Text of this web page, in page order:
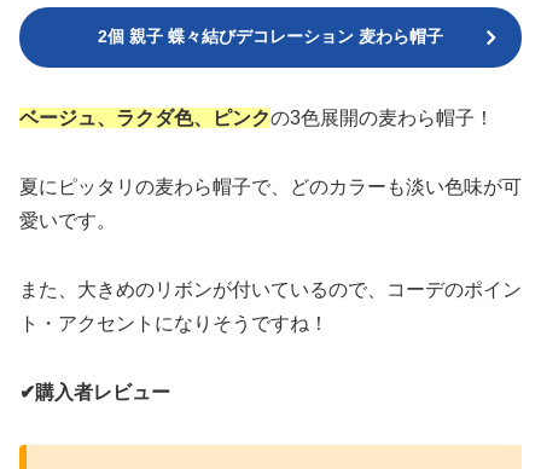
2個 親子 蝶々結びデコレーション 麦わら帽子
ベージュ、ラクダ色、ピンクの3色展開の麦わら帽子！
夏にピッタリの麦わら帽子で、どのカラーも淡い色味が可
愛いです。
また、大きめのリボンが付いているので、コーデのポイン
ト・アクセントになりそうですね！
✔︎購入者レビュー